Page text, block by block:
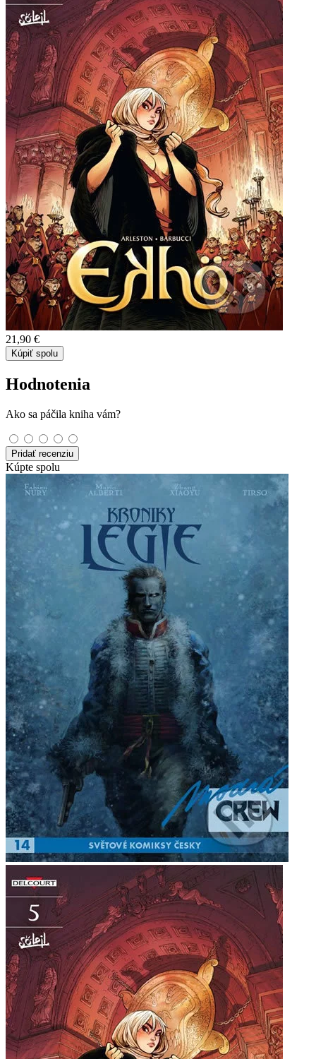
21,90 €
Kúpiť spolu
Hodnotenia
Ako sa páčila kniha vám?
Pridať recenziu
Kúpte spolu